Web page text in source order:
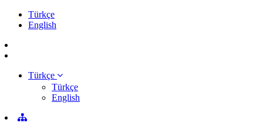
Türkçe
English
Türkçe
Türkçe
English